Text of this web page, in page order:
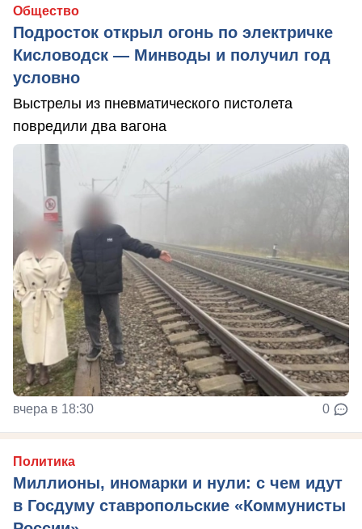
Общество
Подросток открыл огонь по электричке
Кисловодск — Минводы и получил год
условно
Выстрелы из пневматического пистолета
повредили два вагона
вчера в 18:30 0
Политика
Миллионы, иномарки и нули: с чем идут
в Госдуму ставропольские «Коммунисты